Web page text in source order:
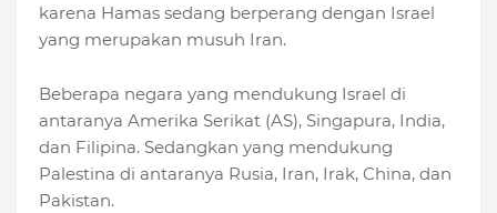
karena Hamas sedang berperang dengan Israel
yang merupakan musuh Iran.
Beberapa negara yang mendukung Israel di
antaranya Amerika Serikat (AS), Singapura, India,
dan Filipina. Sedangkan yang mendukung
Palestina di antaranya Rusia, Iran, Irak, China, dan
Pakistan.